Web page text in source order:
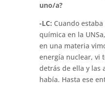
uno/a?
-LC: Cuando
química en la
en una materia
energía nuclear, vi
detrás de ella y las
había. Hasta ese